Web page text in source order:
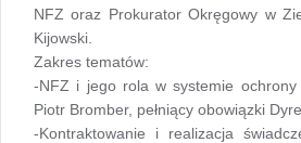
NFZ oraz Prokurator Okręgowy w
Kijowski.
Zakres tematów:
-NFZ i jego rola w systemie ochrony
Piotr Bromber, pełniący obowiązki
-Kontraktowanie i realizacja